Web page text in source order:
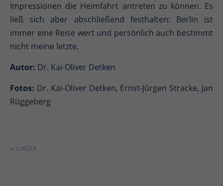
Impressionen die Heimfahrt antreten zu können. Es
ließ sich aber abschließend festhalten: Berlin ist
immer eine Reise wert und persönlich auch bestimmt
nicht meine letzte.
Autor: Dr. Kai-Oliver Detken
Fotos: Dr. Kai-Oliver Detken, Ernst-Jürgen Stracke, Jan
Rüggeberg
ZURÜCK